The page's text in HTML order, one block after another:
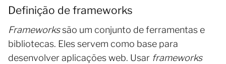
Definição de frameworks
Frameworkssão um conjunto de ferramentas e
bibliotecas. Eles servem como base para
desenvolver aplicações web. Usar frameworks